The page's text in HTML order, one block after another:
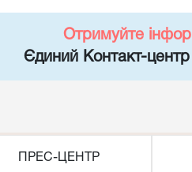
Отримуйте
Єдиний Контакт-
ПРЕС-ЦЕНТР